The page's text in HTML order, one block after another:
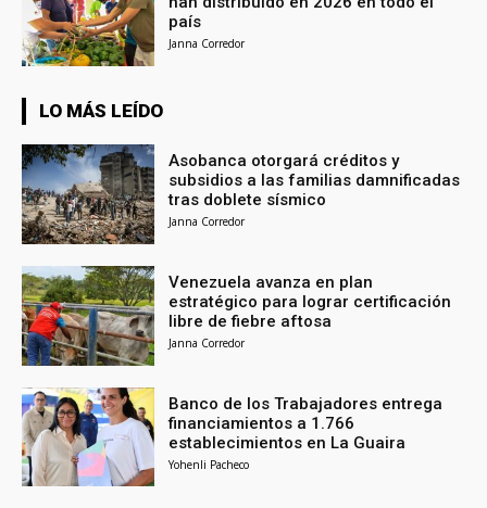
país
Janna Corredor
LO MÁS LEÍDO
Asobanca otorgará créditos y
subsidios a las familias damnificadas
tras doblete sísmico
Janna Corredor
Venezuela avanza en plan
estratégico para lograr certificación
libre de fiebre aftosa
Janna Corredor
Banco de los Trabajadores entrega
financiamientos a 1.766
establecimientos en La Guaira
Yohenli Pacheco